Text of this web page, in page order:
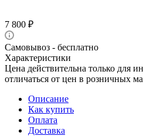
7 800 ₽
Самовывоз - бесплатно
Характеристики
Цена действительна только для
отличаться от цен в розничных
Описание
Как купить
Оплата
Доставка